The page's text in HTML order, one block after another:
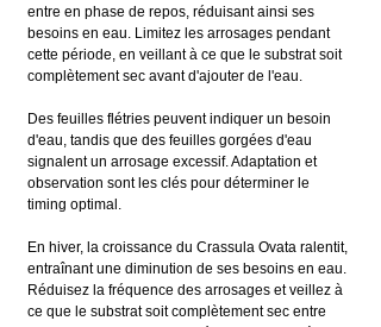
entre en phase de repos, réduisant ainsi ses
besoins en eau. Limitez les arrosages pendant
cette période, en veillant à ce que le substrat soit
complètement sec avant d'ajouter de l'eau.
Des feuilles flétries peuvent indiquer un besoin
d'eau, tandis que des feuilles gorgées d'eau
signalent un arrosage excessif. Adaptation et
observation sont les clés pour déterminer le
timing optimal.
En hiver, la croissance du Crassula Ovata ralentit,
entraînant une diminution de ses besoins en eau.
Réduisez la fréquence des arrosages et veillez à
ce que le substrat soit complètement sec entre